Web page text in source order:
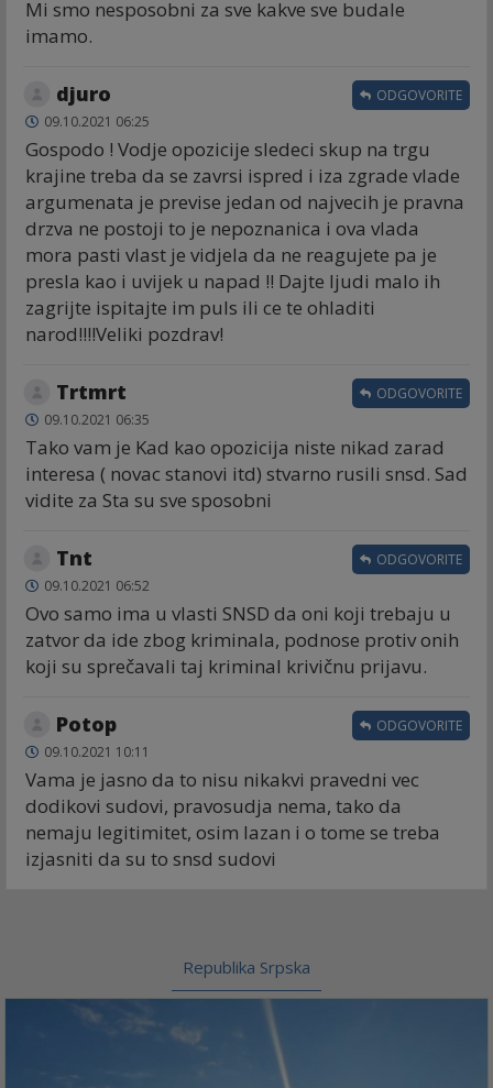
Mi smo nesposobni za sve kakve sve budale
imamo.
djuro
09.10.2021 06:25
Gospodo ! Vodje opozicije sledeci skup na trgu
krajine treba da se zavrsi ispred i iza zgrade vlade
argumenata je previse jedan od najvecih je pravna
drzva ne postoji to je nepoznanica i ova vlada
mora pasti vlast je vidjela da ne reagujete pa je
presla kao i uvijek u napad !! Dajte ljudi malo ih
zagrijte ispitajte im puls ili ce te ohladiti
narod!!!!Veliki pozdrav!
ODGOVORITE
Trtmrt
09.10.2021 06:35
Tako vam je Kad kao opozicija niste nikad zarad
interesa ( novac stanovi itd) stvarno rusili snsd. Sad
vidite za Sta su sve sposobni
ODGOVORITE
Tnt
09.10.2021 06:52
Ovo samo ima u vlasti SNSD da oni koji trebaju u
zatvor da ide zbog kriminala, podnose protiv onih
koji su sprečavali taj kriminal krivičnu prijavu.
ODGOVORITE
Potop
09.10.2021 10:11
Vama je jasno da to nisu nikakvi pravedni vec
dodikovi sudovi, pravosudja nema, tako da
nemaju legitimitet, osim lazan i o tome se treba
izjasniti da su to snsd sudovi
ODGOVORITE
Republika Srpska